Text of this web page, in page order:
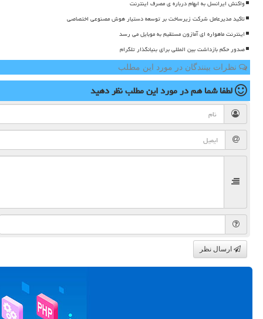
واکنش ایرانسل به ابهام درباره ی مصرف اینترنت
تاکید مدیرعامل شرکت زیرساخت بر توسعه دستیار هوش مصنوعی اختصاصی
اینترنت ماهواره ای آمازون مستقیم به موبایل می رسد
صدور حکم بازداشت بین المللی برای بنیانگذار تلگرام
نظرات بینندگان در مورد این مطلب
لطفا شما همدر مورد این مطلبنظر دهید
ارسال نظر